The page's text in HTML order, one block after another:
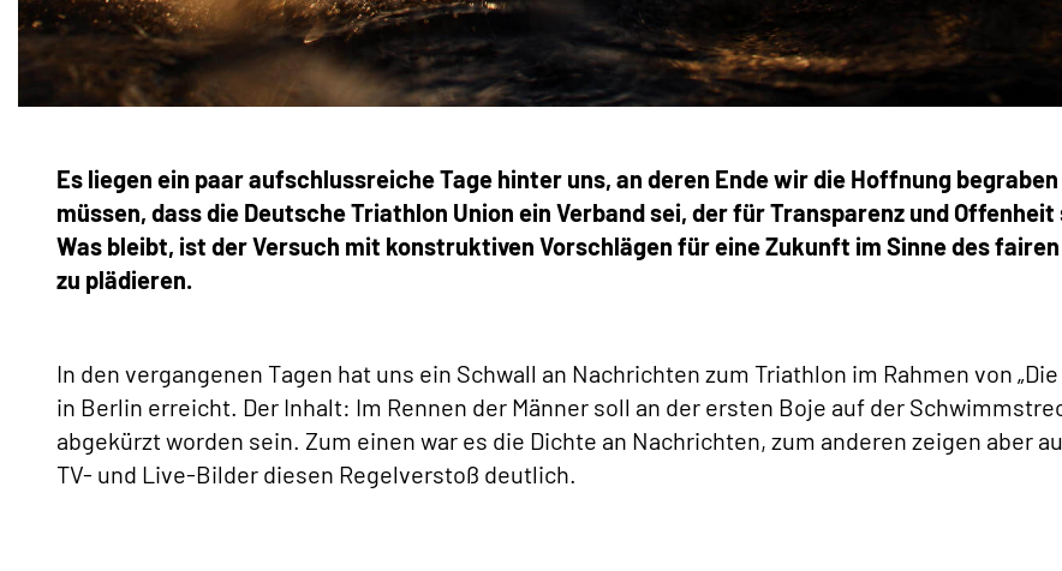
Es liegen ein paar aufschlussreiche Tage hinter uns, an deren Ende wir die Hoffnung begraben
müssen, dass die Deutsche Triathlon Union ein Verband sei, der für Transparenz und
Was bleibt, ist der Versuch mit konstruktiven Vorschlägen für eine Zukunft im Sinne des
zu plädieren.
In den vergangenen Tagen hat uns ein Schwall an Nachrichten zum Triathlon im Rahmen von „Die
in Berlin erreicht. Der Inhalt: Im Rennen der Männer soll an der ersten Boje auf der
abgekürzt worden sein. Zum einen war es die Dichte an Nachrichten, zum anderen zeigen aber
TV- und Live-Bilder diesen Regelverstoß deutlich.